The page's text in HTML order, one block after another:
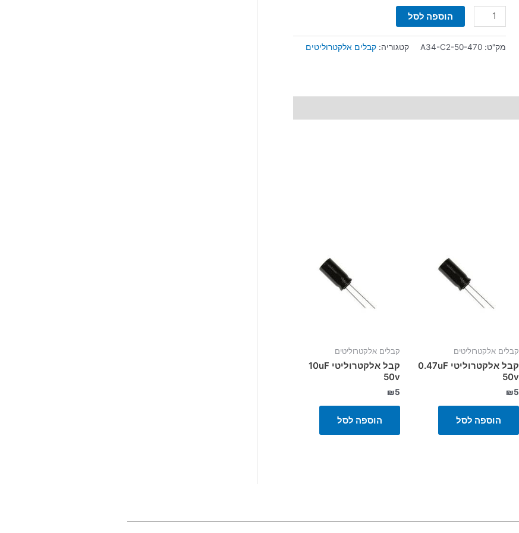
הוספה לסל
מק"ט: A34-C2-50-470 קטגוריה: קבלים אלקטרוליטים
קבלים אלקטרוליטים
קבל אלקטרוליטי 0.47uF
50v
₪5
הוספה לסל
קבלים אלקטרוליטים
קבל אלקטרוליטי 10uF
50v
₪5
הוספה לסל